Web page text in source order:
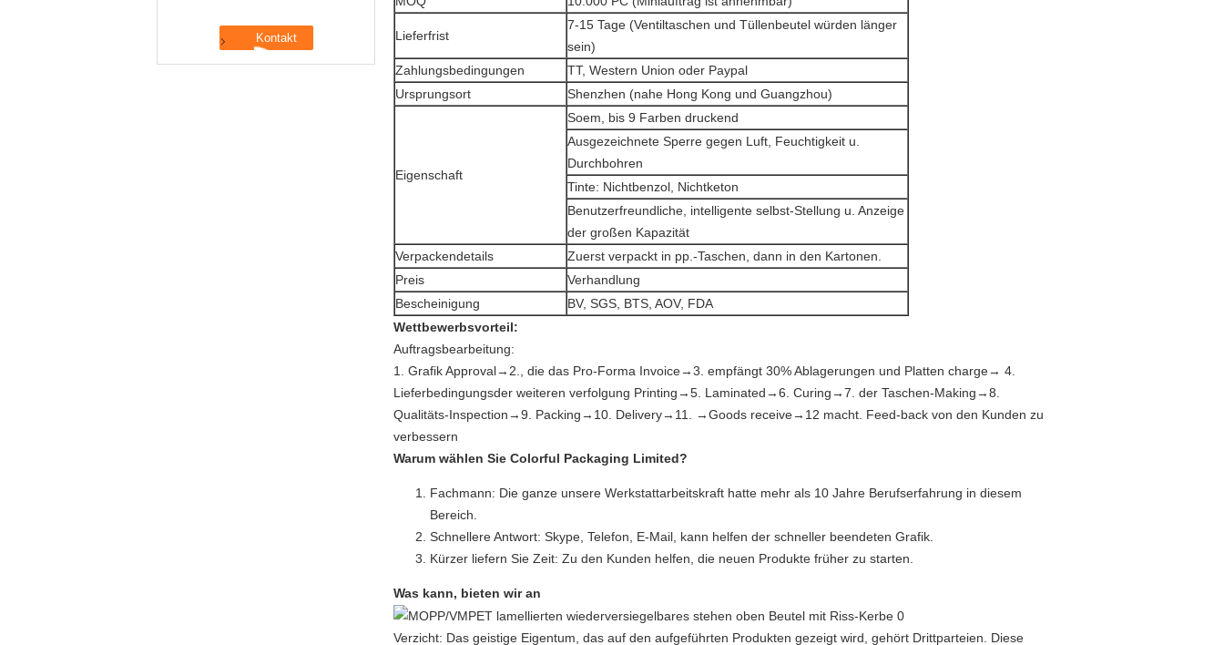
Lieferfrist
7-15 Tage (Ventiltaschen und Tüllenbeutel würden länger
sein)
Zahlungsbedingungen
TT, Western Union oder Paypal
Ursprungsort
Shenzhen (nahe Hong Kong und Guangzhou)
Eigenschaft
Soem, bis 9 Farben druckend
Ausgezeichnete Sperre gegen Luft, Feuchtigkeit u.
Durchbohren
Tinte: Nichtbenzol, Nichtketon
Benutzerfreundliche, intelligente selbst-Stellung u. Anzeige
der großen Kapazität
Verpackendetails
Zuerst verpackt in pp.-Taschen, dann in den Kartonen.
Preis
Verhandlung
Bescheinigung
BV, SGS, BTS, AOV, FDA
Wettbewerbsvorteil:
Auftragsbearbeitung:
1. Grafik Approval→2., die das Pro-Forma Invoice→3. empfängt 30% Ablagerungen und Platten charge→ 4.
Lieferbedingungsder weiteren verfolgung Printing→5. Laminated→6. Curing→7. der Taschen-Making→8.
Qualitäts-Inspection→9. Packing→10. Delivery→11. →Goods receive→12 macht. Feed-back von den Kunden zu
verbessern
Warum wählen Sie Colorful Packaging Limited?
Fachmann: Die ganze unsere Werkstattarbeitskraft hatte mehr als 10 Jahre Berufserfahrung in diesem
Bereich.
Schnellere Antwort: Skype, Telefon, E-Mail, kann helfen der schneller beendeten Grafik.
Kürzer liefern Sie Zeit: Zu den Kunden helfen, die neuen Produkte früher zu starten.
Was kann, bieten wir an
Verzicht: Das geistige Eigentum, das auf den aufgeführten Produkten gezeigt wird, gehört Drittparteien. Diese